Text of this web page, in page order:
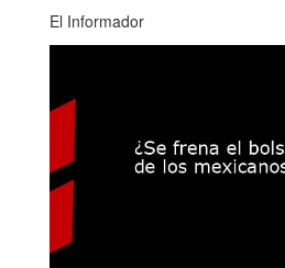
El Informador